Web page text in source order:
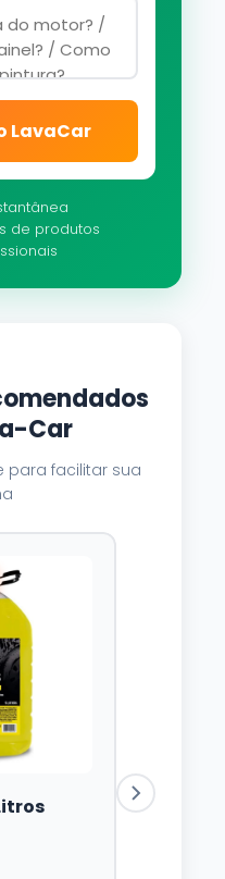
LavaCar
de produtos
Car
para facilitar sua